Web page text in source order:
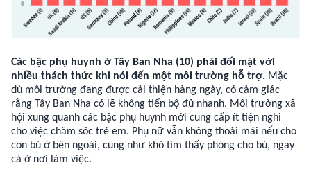
Các bậc phụ huynh ở Tây Ban Nha (10) phải đối mặt với
nhiều thách thức khi nói đến một môi trường hỗ trợ. Mặc
dù môi trường đang được cải thiện hàng ngày, có cảm giác
rằng Tây Ban Nha có lẽ không tiến bộ đủ nhanh. Môi trường xã
hội xung quanh các bậc phụ huynh mới cung cấp ít tiện nghi
cho việc chăm sóc trẻ em. Phụ nữ vẫn không thoải mái nếu cho
con bú ở bên ngoài, cũng như khó tìm thấy phòng cho bú, ngay
cả ở nơi làm việc.